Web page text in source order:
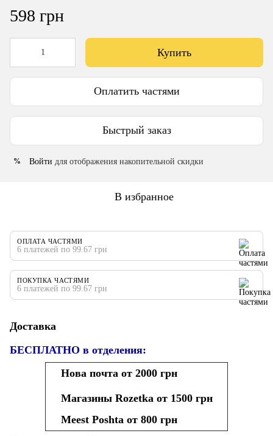
598 грн
Купить
Оплатить частями
Быстрый заказ
% Войти для отображения накопительной скидки
В избранное
ОПЛАТА ЧАСТЯМИ
6 платежей по 99.67 грн
ПОКУПКА ЧАСТЯМИ
6 платежей по 99.67 грн
Доставка
БЕСПЛАТНО в отделения:
Нова почта от 2000 грн
Магазины Rozetka от 1500 грн
Meest Poshta от 800 грн